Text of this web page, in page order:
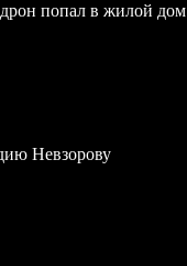
попал в жилой дом
Невзорову